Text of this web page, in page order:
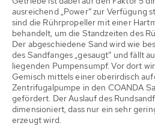
ausreichend „Power“ zur Verfügung
sind die Rührpropeller mit einer
behandelt, um die Standzeiten des
Der abgeschiedene Sand wird wie
des Sandfanges „gesaugt“ und fällt
liegenden Pumpensumpf. Vor dort
Gemisch mittels einer oberirdisch
Zentrifugalpumpe in den COANDA
gefördert. Der Auslauf des
dimensioniert, dass nur ein sehr
erzeugt wird.